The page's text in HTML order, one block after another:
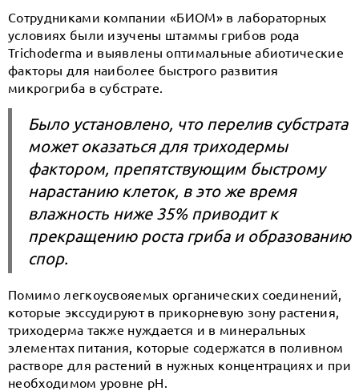
Сотрудниками компании «БИОМ» в лабораторных
условиях были изучены штаммы грибов рода
Trichoderma и выявлены оптимальные абиотические
факторы для наиболее быстрого развития
микрогриба в субстрате.
Было установлено, что перелив субстрата
может оказаться для триходермы
фактором, препятствующим быстрому
нарастанию клеток, в это же время
влажность ниже 35% приводит к
прекращению роста гриба и образованию
спор.
Помимо легкоусвояемых органических соединений,
которые экссудируют в прикорневую зону растения,
триходерма также нуждается и в минеральных
элементах питания, которые содержатся в поливном
растворе для растений в нужных концентрациях и при
необходимом уровне рН.